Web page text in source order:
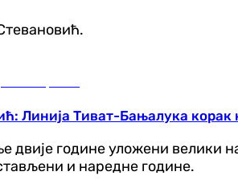
Линија Тиват-Бањалука корак
године уложени велики
и наредне године.